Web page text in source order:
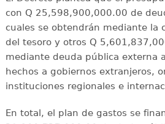
con Q 25,598,900,000.00 de
cuales se obtendrán mediante la
del tesoro y otros Q
mediante deuda pública externa
hechos a gobiernos extranjeros,
instituciones regionales e
En total, el plan de gastos se